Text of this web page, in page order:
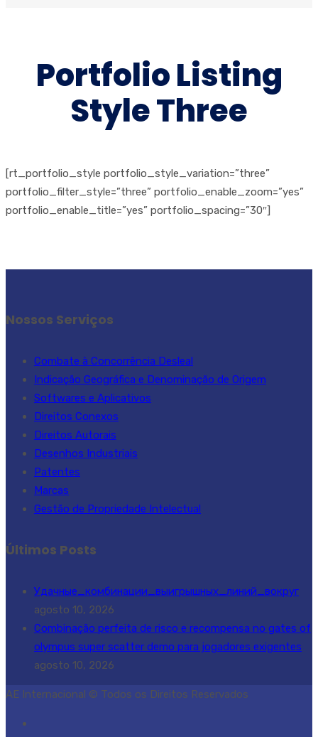
Portfolio Listing
Style Three
[rt_portfolio_style portfolio_style_variation=”three”
portfolio_filter_style=”three” portfolio_enable_zoom=”yes”
portfolio_enable_title=”yes” portfolio_spacing=”30″]
Nossos Serviços
Combate à Concorrência Desleal
Indicação Geográfica e Denominação de Origem
Softwares e Aplicativos
Direitos Conexos
Direitos Autorais
Desenhos Industriais
Patentes
Marcas
Gestão de Propriedade Intelectual
Últimos Posts
Удачные_комбинации_выигрышных_линий_вокруг
agosto 10, 2026
Combinação perfeita de risco e recompensa no gates of
olympus super scatter demo para jogadores exigentes
agosto 10, 2026
AE Internacional © Todos os Direitos Reservados